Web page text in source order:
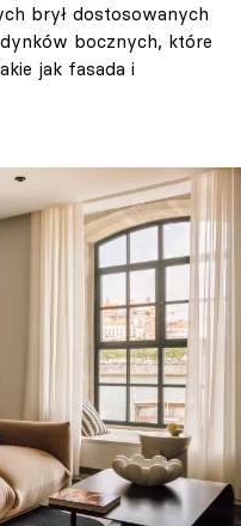
brył dostosowanych
bocznych, które
jak fasada i